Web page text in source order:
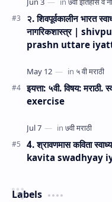
२. शिवपूर्वकालीन भारत स्वाध्याय प्रश्न उत्तरे इयत्ता सातवी इतिहास
नागरिकशास्त्र |
prashn uttare
इयत्ता: ५वी. विषय: मराठी. स्वाध्याय | 5th subject marathi
exercise
4. श्रावणमास कविता स्वाध्याय इयत्ता सातवी मराठी | srhravanmas
kavita swadhyay
Labels